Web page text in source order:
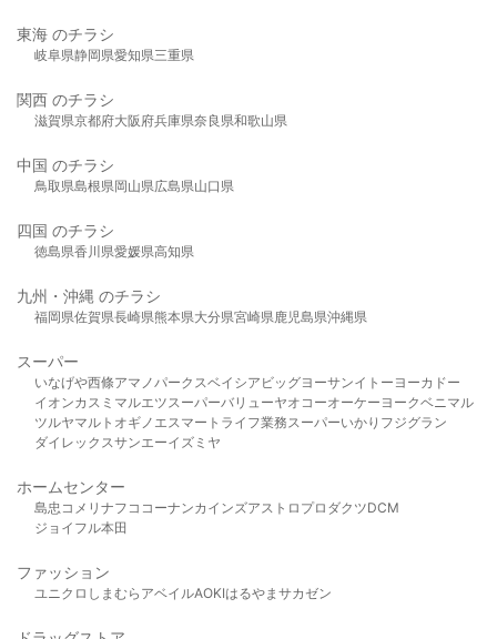
東海 のチラシ
岐阜県静岡県愛知県三重県
関西 のチラシ
滋賀県京都府大阪府兵庫県奈良県和歌山県
中国 のチラシ
鳥取県島根県岡山県広島県山口県
四国 のチラシ
徳島県香川県愛媛県高知県
九州・沖縄 のチラシ
福岡県佐賀県長崎県熊本県大分県宮崎県鹿児島県沖縄県
スーパー
いなげや西條アマノパークスベイシア ビッグヨーサンイトーヨーカドー
イオンカスミ マルエツスーパーバリューヤオコーオーケー ヨークベニマル
ツルヤマルト オギノ エスマート ライフ業務スーパーいかり フジグラン
ダイレックスサンエーイズミヤ
ホームセンター
島忠 コメリ ナフコ コーナンカインズアストロプロダクツDCM
ジョイフル本田
ファッション
ユニクロ しまむら アベイルAOKIはるやま サカゼン